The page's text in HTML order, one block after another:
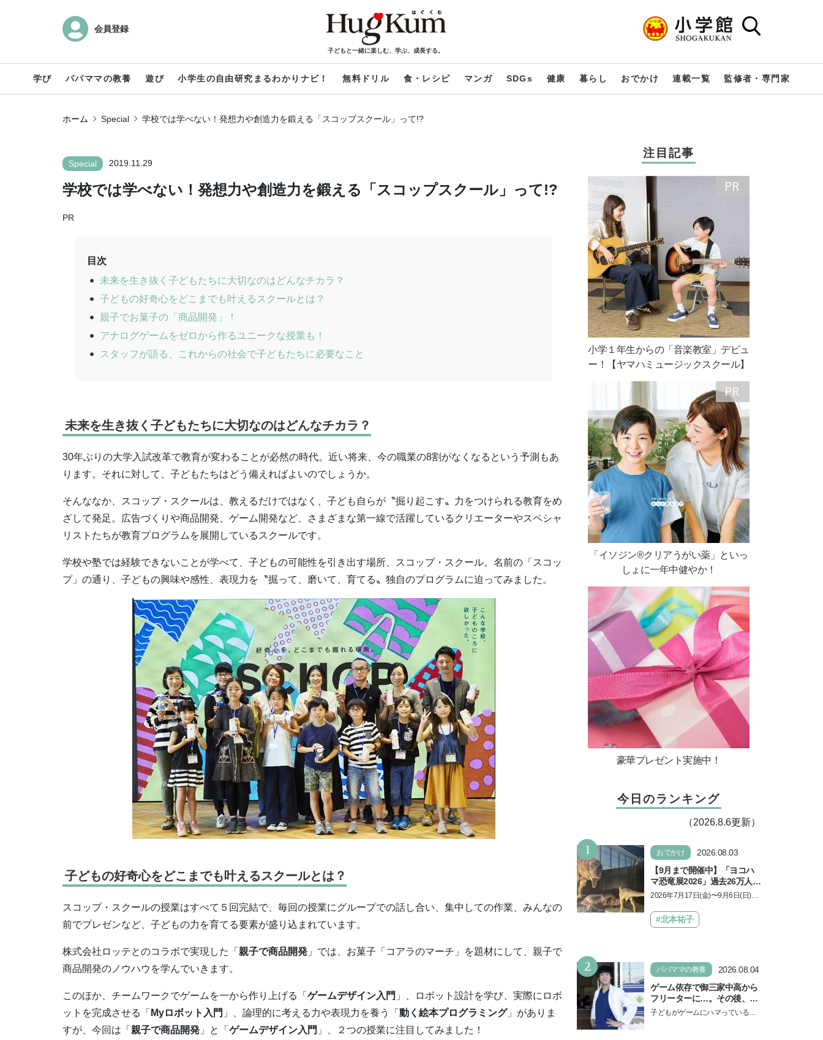
会員登録
子どもと一緒に楽しむ、学ぶ、成長する。
学び パパママの教養 遊び 小学生の自由研究まるわかりナビ！ 無料ドリル 食・レシピ マンガ SDGs 健康 暮らし おでかけ 連載一覧 監修者・専門家
ホーム Special 学校では学べない！発想力や創造力を鍛える「スコップスクール」って!?
Special 2019.11.29
学校では学べない！発想力や創造力を鍛える「スコップスクール」って!?
PR
目次
未来を生き抜く子どもたちに大切なのはどんなチカラ？
子どもの好奇心をどこまでも叶えるスクールとは？
親子でお菓子の「商品開発」！
アナログゲームをゼロから作るユニークな授業も！
スタッフが語る、これからの社会で子どもたちに必要なこと
未来を生き抜く子どもたちに大切なのはどんなチカラ？
30年ぶりの大学入試改革で教育が変わることが必然の時代。近い将来、今の職業の8割がなくなるという予測もあ
ります。それに対して、子どもたちはどう備えればよいのでしょうか。
そんななか、スコップ・スクールは、教えるだけではなく、子ども自らが〝掘り起こす〟力をつけられる教育をめ
ざして発足。広告づくりや商品開発、ゲーム開発など、さまざまな第一線で活躍しているクリエーターやスペシャ
リストたちが教育プログラムを展開しているスクールです。
学校や塾では経験できないことが学べて、子どもの可能性を引き出す場所、スコップ・スクール。名前の「スコッ
プ」の通り、子どもの興味や感性、表現力を〝掘って、磨いて、育てる〟独自のプログラムに迫ってみました。
子どもの好奇心をどこまでも叶えるスクールとは？
スコップ・スクールの授業はすべて５回完結で、毎回の授業にグループでの話し合い、集中しての作業、みんなの
前でプレゼンなど、子どもの力を育てる要素が盛り込まれています。
株式会社ロッテとのコラボで実現した「 親子で商品開発 」では、お菓子「コアラのマーチ」を題材にして、親子で
商品開発のノウハウを学んでいきます。
このほか、チームワークでゲームを一から作り上げる「 ゲームデザイン入門 」、ロボット設計を学び、実際にロボ
ットを完成させる「 Myロボット 入門 」、論理的に考える力や表現力を養う「 動く絵本プログラミング」がありま
すが、今回は「 親子で商品開発 」と「 ゲームデザイン入門 」、２つの授業に注目してみました！
注目記事
小学１年生からの「音楽教室」デビュ
ー！【ヤマハミュージックスクール】
「イソジン®クリアうがい薬」といっ
しょに一年中健やか！
豪華プレゼント実施中！
今日のランキング
（2026.8.6更新）
1 おでかけ
2026.08.03
【9月まで開催中】「ヨコハ
マ恐竜展2026」過去26万人を
動員した恐竜展が9年ぶりに
しむポイントを完全ガイド
2026年7月17日(金)〜9月6日(日)、
「ヨコハマ恐竜展2026〜恐竜の食
卓大図鑑〜」が開催…
#北本祐子
2 パパママの教養
2026.08.04
ゲーム依存で御三家中高から
フリーターに…。その後、医
学部へ逆転合格した現役医師
子どもがゲームにハマっている